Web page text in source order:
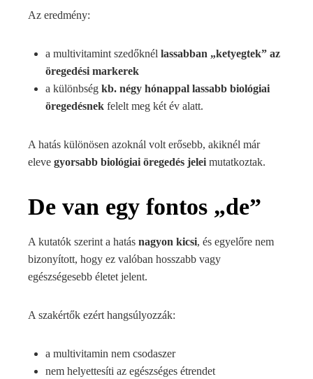
Az eredmény:
a multivitamint szedőknél lassabban „ketyegtek” az
öregedési markerek
a különbség kb. négy hónappal lassabb biológiai
öregedésnek felelt meg két év alatt.
A hatás különösen azoknál volt erősebb, akiknél már
eleve gyorsabb biológiai öregedés jelei mutatkoztak.
De van egy fontos „de”
A kutatók szerint a hatás nagyon kicsi, és egyelőre nem
bizonyított, hogy ez valóban hosszabb vagy
egészségesebb életet jelent.
A szakértők ezért hangsúlyozzák:
a multivitamin nem csodaszer
nem helyettesíti az egészséges étrendet